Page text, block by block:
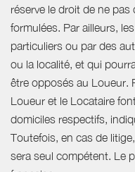
réserve le droit de ne
formulées. Par ailleurs,
particuliers ou par des
ou la localité, et qui
être opposés au Loueur.
Loueur et le Locataire
domiciles respectifs,
Toutefois, en cas de
sera seul compétent. Le